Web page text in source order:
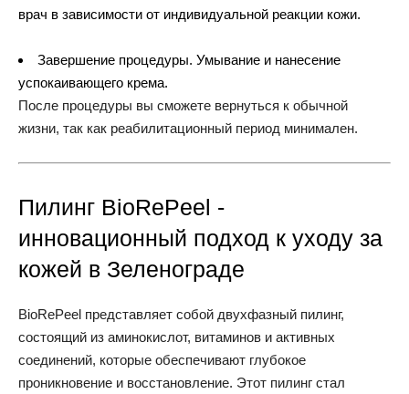
врач в зависимости от индивидуальной реакции кожи.
Завершение процедуры. Умывание и нанесение
успокаивающего крема.
После процедуры вы сможете вернуться к обычной
жизни, так как реабилитационный период минимален.
Пилинг BioRePeel -
инновационный подход к уходу за
кожей в Зеленограде
BioRePeel представляет собой двухфазный пилинг,
состоящий из аминокислот, витаминов и активных
соединений, которые обеспечивают глубокое
проникновение и восстановление. Этот пилинг стал